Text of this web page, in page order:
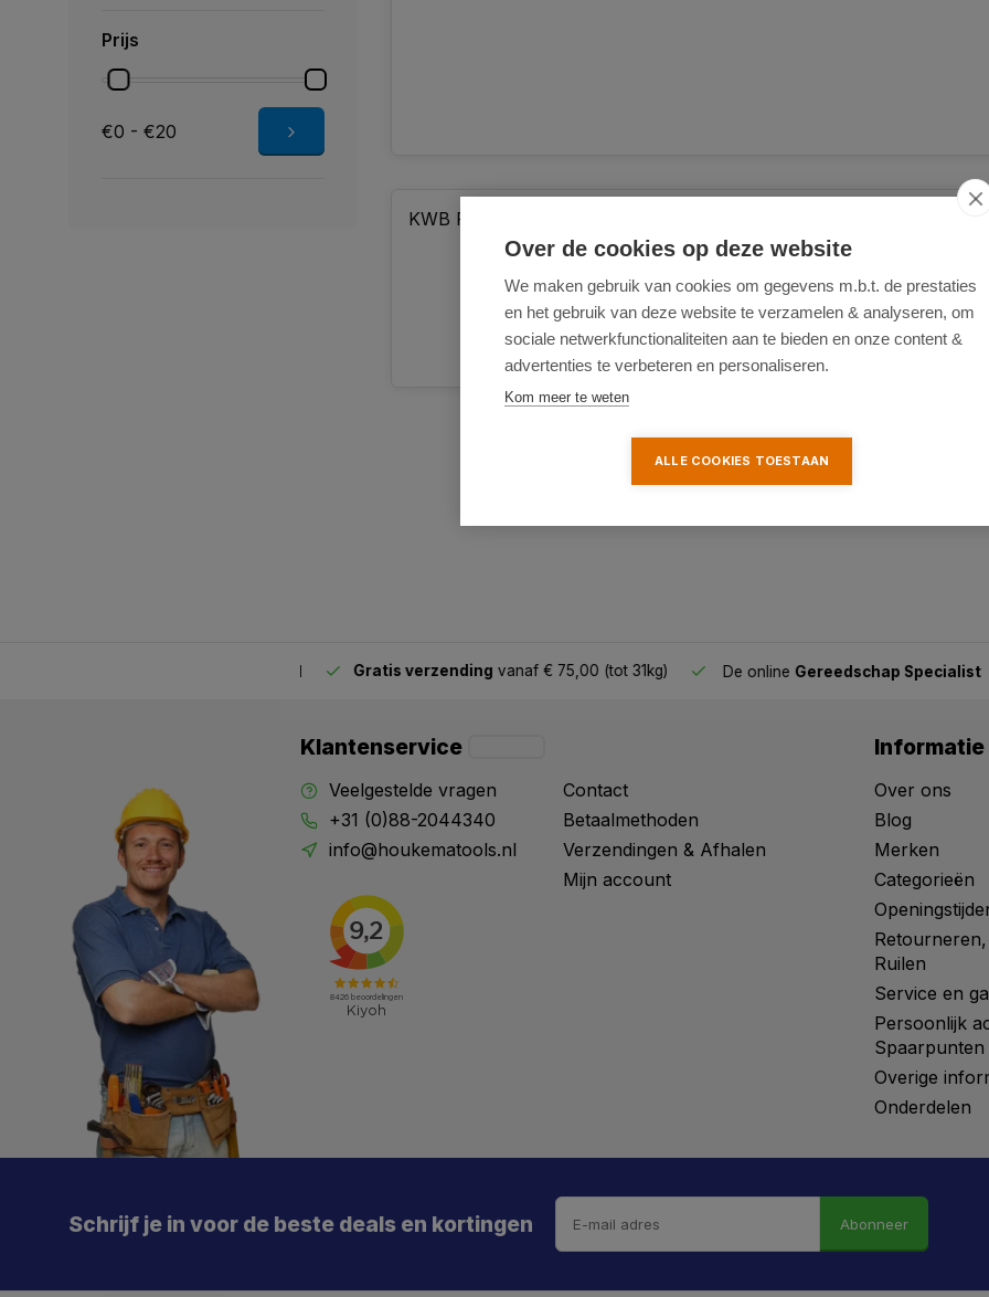
Prijs
€0 - €20
KWB Phillips 2 gipsplaat bits
Gratis verzending vanaf € 75,00 (tot 31kg) De onlineGereedschap Specialist
Klantenservice
Veelgestelde vragen
+31 (0)88-2044340
info@houkematools.nl
Contact
Betaalmethoden
Verzendingen & Afhalen
Mijn account
Informatie
Over ons
Blog
Merken
Categorieën
Ruilen
Service en
Persoonlijk
Spaarpunten
Overige
Onderdelen
Schrijf je in voor de beste deals en kortingen Abonneer
Over de cookies op deze website
We maken gebruik van cookies om gegevens m.b.t. de prestaties
en het gebruik van deze website te verzamelen & analyseren, om
sociale netwerkfunctionaliteiten aan te bieden en onze content &
advertenties te verbeteren en personaliseren.
Kom meer te weten
ALLE COOKIES TOESTAAN